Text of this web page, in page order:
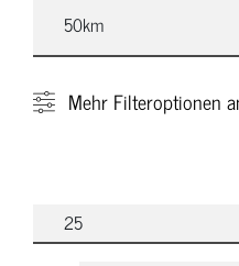
Mehr Filteroptionen